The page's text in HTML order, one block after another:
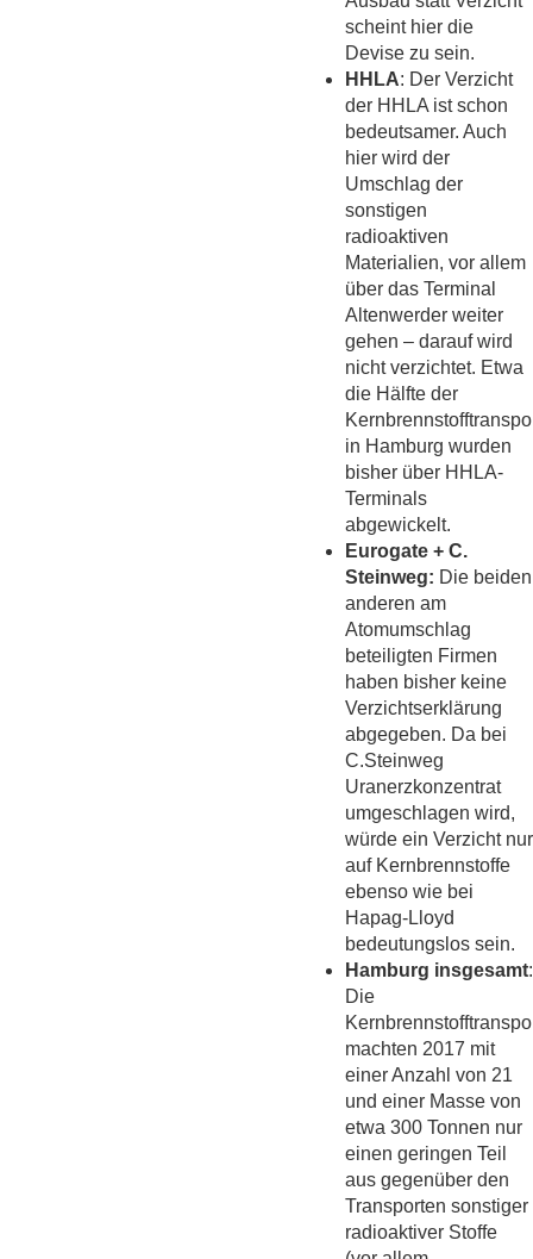
scheint hier die
Devise zu sein.
HHLA: Der Verzicht
der HHLA ist schon
bedeutsamer. Auch
hier wird der
Umschlag der
sonstigen
radioaktiven
Materialien, vor allem
über das Terminal
Altenwerder weiter
gehen – darauf wird
nicht verzichtet. Etwa
die Hälfte der
in Hamburg wurden
bisher über HHLA-
Terminals
abgewickelt.
Eurogate + C.
Steinweg: Die beiden
anderen am
Atomumschlag
beteiligten Firmen
haben bisher keine
Verzichtserklärung
abgegeben. Da bei
C.Steinweg
Uranerzkonzentrat
umgeschlagen wird,
würde ein Verzicht nur
auf Kernbrennstoffe
ebenso wie bei
Hapag-Lloyd
bedeutungslos sein.
Hamburg insgesamt:
Die
machten 2017 mit
einer Anzahl von 21
und einer Masse von
etwa 300 Tonnen nur
einen geringen Teil
aus gegenüber den
Transporten sonstiger
radioaktiver Stoffe